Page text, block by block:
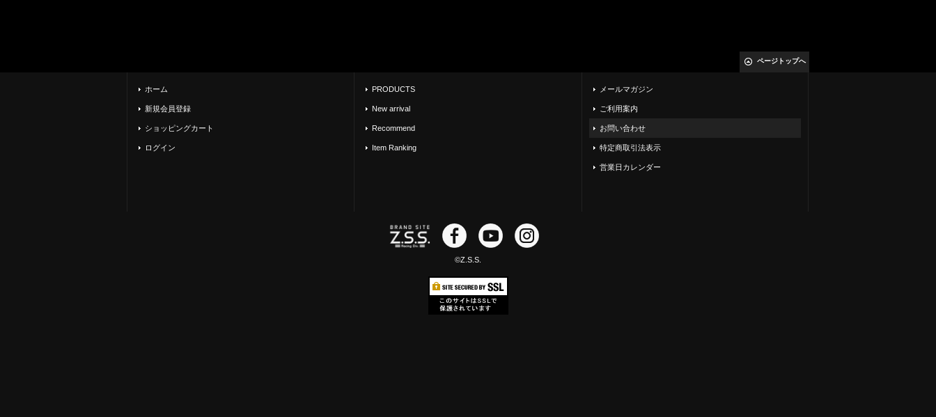
ページトップへ
ホーム
新規会員登録
ショッピングカート
ログイン
PRODUCTS
New arrival
Recommend
Item Ranking
メールマガジン
ご利用案内
お問い合わせ
特定商取引法表示
営業日カレンダー
©Z.S.S.